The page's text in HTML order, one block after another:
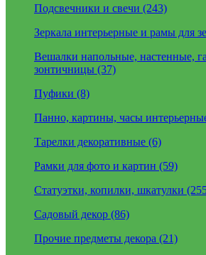
Подсвечники и свечи (243)
Зеркала интерьерные и рамы для
Вешалки напольные, настенные,
зонтичницы (37)
Пуфики (8)
Панно, картины, часы
Тарелки декоративные (6)
Рамки для фото и картин (59)
Статуэтки, копилки, шкатулки
Садовый декор (86)
Прочие предметы декора (21)